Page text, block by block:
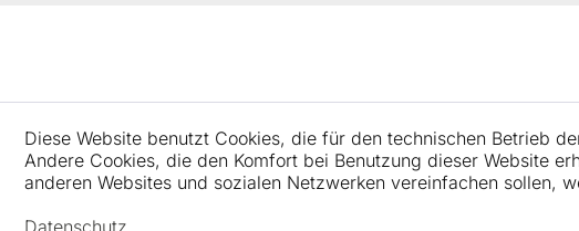
Diese Website benutzt Cookies, die für den technischen Betrieb
Andere Cookies, die den Komfort bei Benutzung dieser Website
anderen Websites und sozialen Netzwerken vereinfachen sollen,
Datenschutz